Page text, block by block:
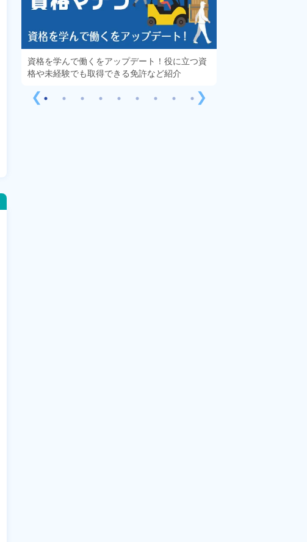
❮
資格を学んで働くをアップデート！役に立つ資
格や未経験でも取得できる免許など紹介
❯